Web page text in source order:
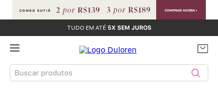
TUDO EM ATÉ 5X SEM JUROS
Buscar produtos